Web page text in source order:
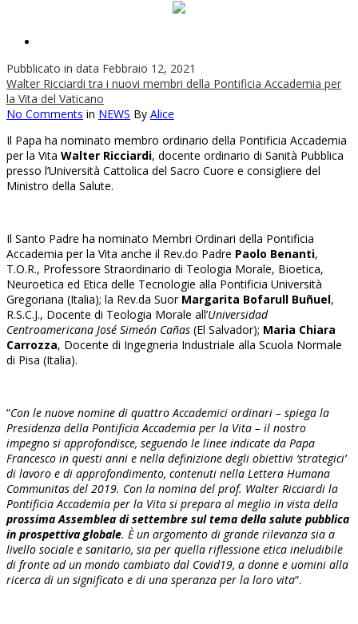
Pubblicato in data Febbraio 12, 2021
Walter Ricciardi tra i nuovi membri della Pontificia Accademia per
la Vita del Vaticano
No Comments in NEWS By Alice
Il Papa ha nominato membro ordinario della Pontificia Accademia
per la Vita Walter Ricciardi, docente ordinario di Sanità Pubblica
presso l’Università Cattolica del Sacro Cuore e consigliere del
Ministro della Salute.
Il Santo Padre ha nominato Membri Ordinari della Pontificia
Accademia per la Vita anche il Rev.do Padre Paolo Benanti,
T.O.R., Professore Straordinario di Teologia Morale, Bioetica,
Neuroetica ed Etica delle Tecnologie alla Pontificia Università
Gregoriana (Italia); la Rev.da Suor Margarita Bofarull Buñuel,
R.S.C.J., Docente di Teologia Morale all’Universidad
Centroamericana José Simeón Cañas (El Salvador); Maria Chiara
Carrozza, Docente di Ingegneria Industriale alla Scuola Normale
di Pisa (Italia).
“Con le nuove nomine di quattro Accademici ordinari – spiega la
Presidenza della Pontificia Accademia per la Vita – il nostro
impegno si approfondisce, seguendo le linee indicate da Papa
Francesco in questi anni e nella definizione degli obiettivi ‘strategici’
di lavoro e di approfondimento, contenuti nella Lettera Humana
Communitas del 2019. Con la nomina del prof. Walter Ricciardi la
Pontificia Accademia per la Vita si prepara al meglio in vista della
prossima Assemblea di settembre sul tema della salute pubblica
in prospettiva globale. È un argomento di grande rilevanza sia a
livello sociale e sanitario, sia per quella riflessione etica ineludibile
di fronte ad un mondo cambiato dal Covid19, a donne e uomini alla
ricerca di un significato e di una speranza per la loro vita“.